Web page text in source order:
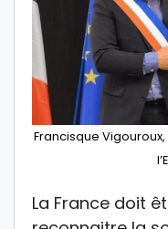
Francisque
La France doit